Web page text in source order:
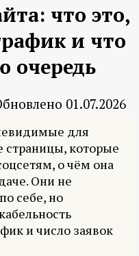
что это,
и что
очередь
01.07.2026
для
страницы, которые
о чём она
Они не
себе, но
и число заявок